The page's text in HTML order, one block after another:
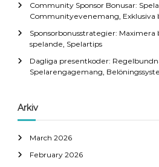
Community Sponsor Bonusar:
Communityevenemang, Exklusiva
Sponsorbonusstrategier:
spelande, Spelartips
Dagliga presentkoder:
Spelarengagemang,
Arkiv
March 2026
February 2026